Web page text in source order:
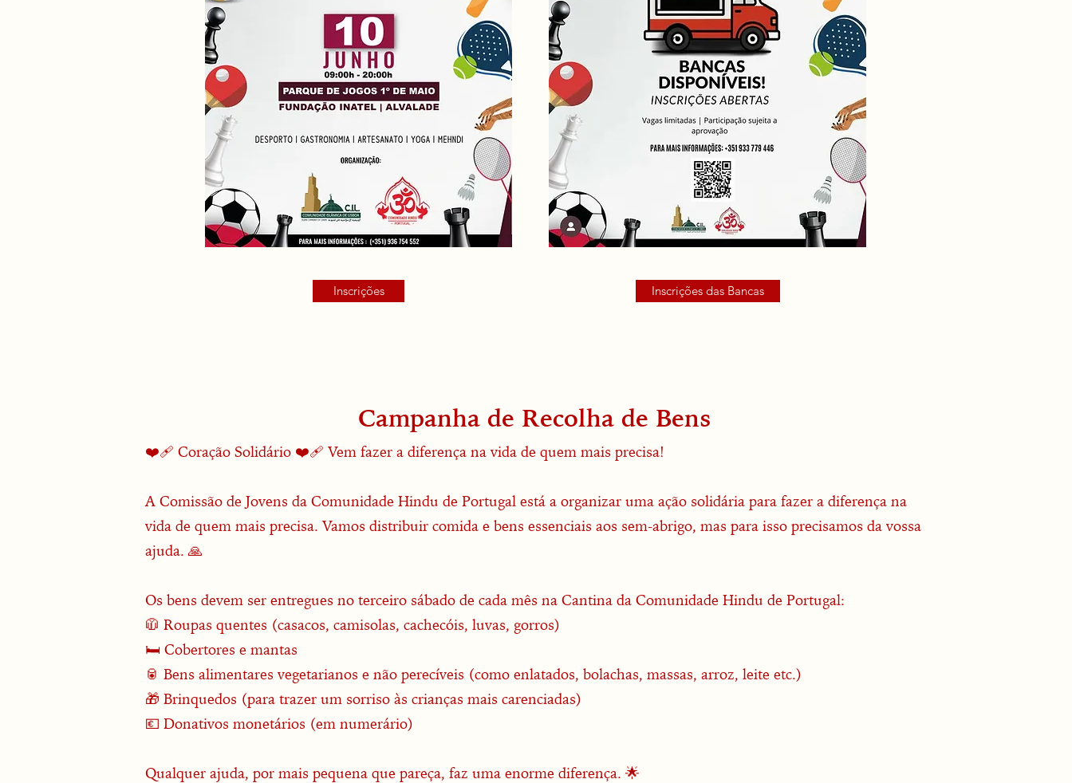
Inscrições Inscrições das Bancas
Campanha de Recolha de Bens
❤‍🩹 Coração Solidário ❤‍🩹 Vem fazer a diferença na vida de quem mais precisa!
A Comissão de Jovens da Comunidade Hindu de Portugal está a organizar uma ação solidária para fazer a diferença na
vida de quem mais precisa. Vamos distribuir comida e bens essenciais aos sem-abrigo, mas para isso precisamos da vossa
ajuda. 🙏
Os bens devem ser entregues no terceiro sábado de cada mês na Cantina da Comunidade Hindu de Portugal:
🧥 Roupas quentes (casacos, camisolas, cachecóis, luvas, gorros)
🛏 Cobertores e mantas
🥫 Bens alimentares vegetarianos e não perecíveis (como enlatados, bolachas, massas, arroz, leite etc.)
🎁 Brinquedos (para trazer um sorriso às crianças mais carenciadas)
💶 Donativos monetários (em numerário)
Qualquer ajuda, por mais pequena que pareça, faz uma enorme diferença. 🌟